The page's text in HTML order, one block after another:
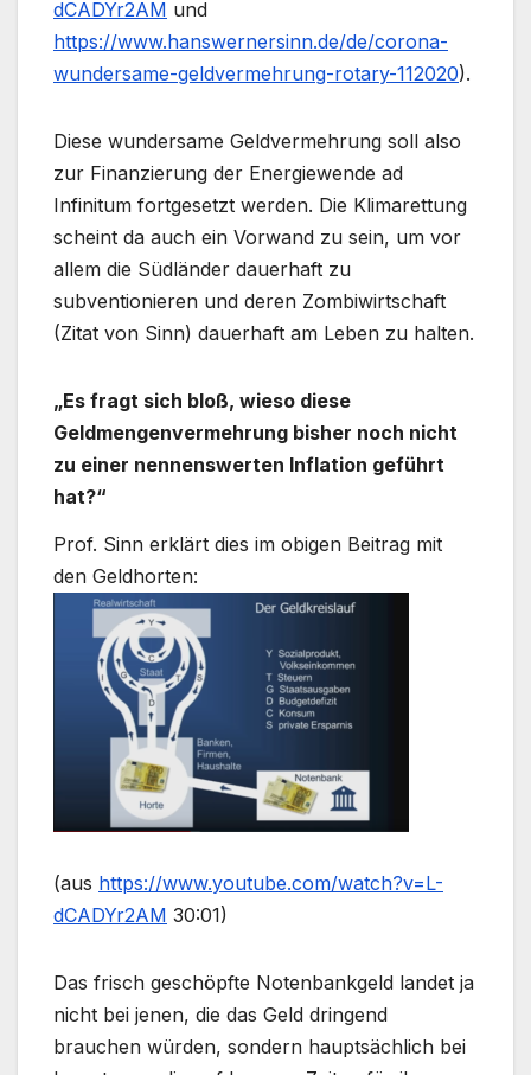
dCADYr2AM und
https://www.hanswernersinn.de/de/corona-
wundersame-geldvermehrung-rotary-112020).
Diese wundersame Geldvermehrung soll also
zur Finanzierung der Energiewende ad
Infinitum fortgesetzt werden. Die Klimarettung
scheint da auch ein Vorwand zu sein, um vor
allem die Südländer dauerhaft zu
subventionieren und deren Zombiwirtschaft
(Zitat von Sinn) dauerhaft am Leben zu halten.
„Es fragt sich bloß, wieso diese
Geldmengenvermehrung bisher noch nicht
zu einer nennenswerten Inflation geführt
hat?“
Prof. Sinn erklärt dies im obigen Beitrag mit
den Geldhorten:
(aus https://www.youtube.com/watch?v=L-
dCADYr2AM 30:01)
Das frisch geschöpfte Notenbankgeld landet ja
nicht bei jenen, die das Geld dringend
brauchen würden, sondern hauptsächlich bei